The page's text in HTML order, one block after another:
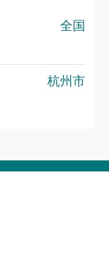
全国
杭州市